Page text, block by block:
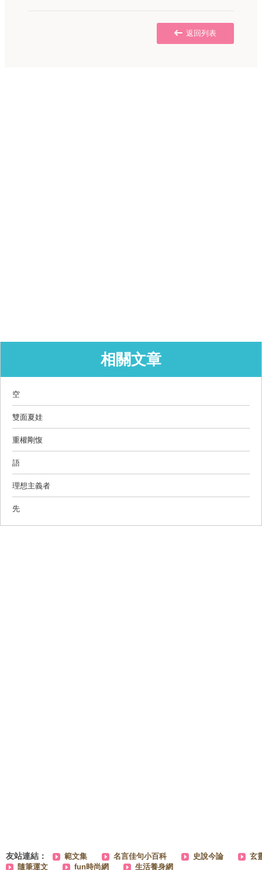
返回列表
相關文章
空
雙面夏娃
重權剛愎
語
理想主義者
先
友站連結： 範文集 名言佳句小百科 史說今論
玄
隨筆運文
fun時尚網 生活養身網